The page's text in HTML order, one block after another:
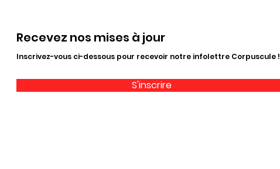
Recevez nos mises à jour
Inscrivez-vous ci-dessous pour recevoir notre infolettre Corpuscule !
S'inscrire